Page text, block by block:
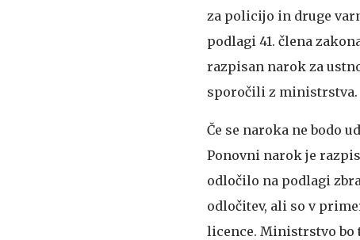
za policijo in druge
podlagi 41. člena
razpisan narok za
sporočili z ministrstva.
Če se naroka ne bodo
Ponovni narok je
odločilo na podlagi
odločitev, ali so v
licence. Ministrstvo bo